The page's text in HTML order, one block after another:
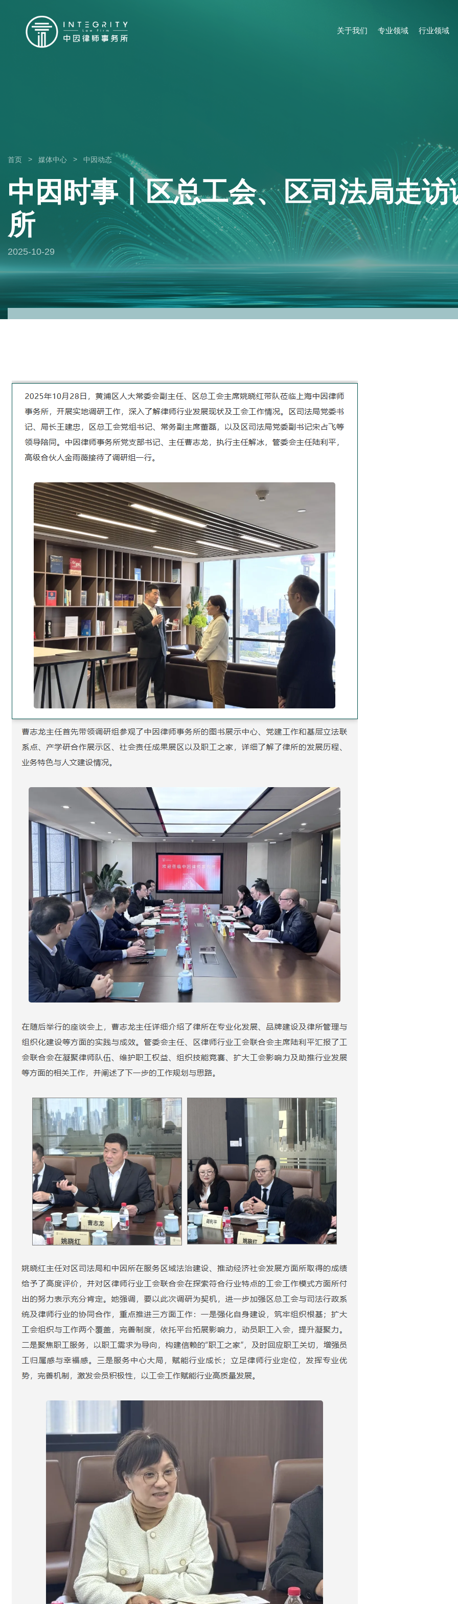
关于我们 专业领域 行业领域
首页 > 媒体中心 > 中因动态
中因时事丨区总工会、区司法局走
所
2025-10-29